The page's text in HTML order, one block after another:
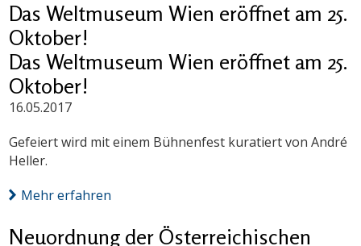
Das Weltmuseum Wien eröffnet am 25.
Oktober!
Das Weltmuseum Wien eröffnet am 25.
Oktober!
16.05.2017
Gefeiert wird mit einem Bühnenfest kuratiert von André
Heller.
Mehr erfahren
Neuordnung der Österreichischen